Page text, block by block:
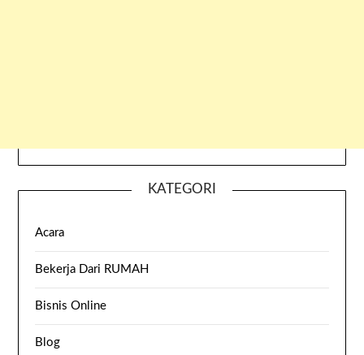
KATEGORI
Acara
Bekerja Dari RUMAH
Bisnis Online
Blog